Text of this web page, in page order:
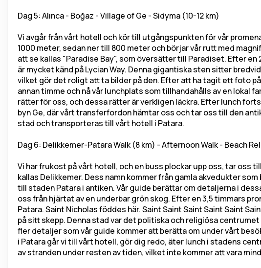
Dag 5: Alınca - Boğaz - Village of Ge - Sidyma (10-12 km)
Vi avgår från vårt hotell och kör till utgångspunkten för vår
1000 meter, sedan ner till 800 meter och börjar vår rutt med
att se kallas "Paradise Bay", som översätter till Paradiset. Efter
är mycket känd på Lycian Way. Denna gigantiska sten sitter
vilket gör det roligt att ta bilder på den. Efter att ha tagit ett foto
annan timme och nå vår lunchplats som tillhandahålls av en lokal
rätter för oss, och dessa rätter är verkligen läckra. Efter lunch
byn Ge, där vårt transferfordon hämtar oss och tar oss till den
stad och transporteras till vårt hotell i Patara.
Dag 6: Delikkemer-Patara Walk (8 km) - Afternoon Walk - Beach
Vi har frukost på vårt hotell, och en buss plockar upp oss, tar oss
kallas Delikkemer. Dess namn kommer från gamla akvedukter
till staden Patara i antiken. Vår guide berättar om detaljerna i
oss från hjärtat av en underbar grön skog. Efter en 3,5 timmars
Patara. Saint Nicholas föddes här. Saint Saint Saint Saint Saint
på sitt skepp. Denna stad var det politiska och religiösa
fler detaljer som vår guide kommer att berätta om under vårt
i Patara går vi till vårt hotell, gör dig redo, äter lunch i stadens
av stranden under resten av tiden, vilket inte kommer att vara